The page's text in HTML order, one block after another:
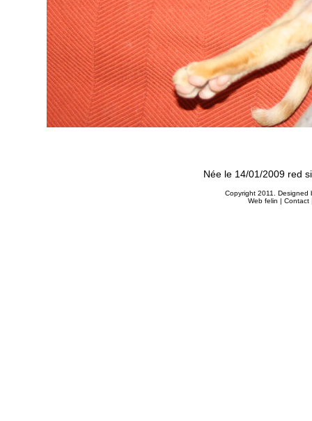
Née le 14/01/2009 red
Copyright 2011. Designed
Web felin |Contact